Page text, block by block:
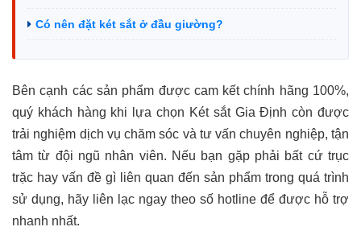
Có nên đặt két sắt ở đầu giường?
Bên cạnh các sản phẩm được cam kết chính hãng 100%,
quý khách hàng khi lựa chọn Két sắt Gia Định còn được
trải nghiệm dịch vụ chăm sóc và tư vấn chuyên nghiệp, tận
tâm từ đội ngũ nhân viên. Nếu bạn gặp phải bất cứ trục
trặc hay vấn đề gì liên quan đến sản phẩm trong quá trình
sử dụng, hãy liên lạc ngay theo số hotline để được hỗ trợ
nhanh nhất.